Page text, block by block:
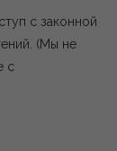
с законной
(Мы не
с